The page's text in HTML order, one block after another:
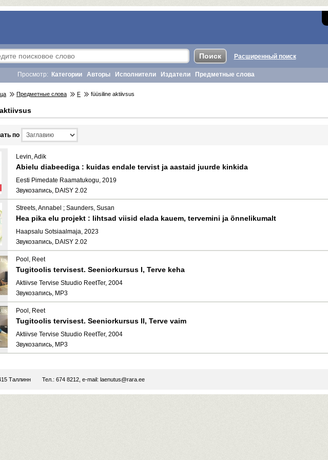
Расширенный поиск
Просмотр: Категории Авторы Исполнители Издатели Предметные слова
Предметные слова F füüsiline aktiivsus
по
Levin, Adik
Abielu diabeediga : kuidas endale tervist ja aastaid juurde kinkida
Eesti Pimedate Raamatukogu, 2019
Звукозапись, DAISY 2.02
Streets, Annabel ; Saunders, Susan
Hea pika elu projekt : lihtsad viisid elada kauem, tervemini ja õnnelikumalt
Haapsalu Sotsiaalmaja, 2023
Звукозапись, DAISY 2.02
Pool, Reet
Tugitoolis tervisest. Seeniorkursus I, Terve keha
Aktiivse Tervise Stuudio ReetTer, 2004
Звукозапись, MP3
Pool, Reet
Tugitoolis tervisest. Seeniorkursus II, Terve vaim
Aktiivse Tervise Stuudio ReetTer, 2004
Звукозапись, MP3
Таллинн Тел.: 674 8212, e-mail: laenutus@rara.ee